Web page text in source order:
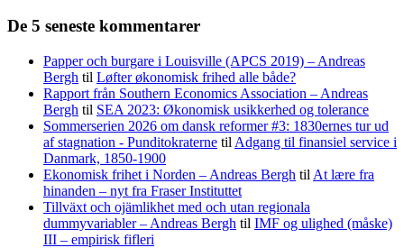
De 5 seneste kommentarer
Papper och burgare i Louisville (APCS 2019) – Andreas
Bergh til Løfter økonomisk frihed alle både?
Rapport från Southern Economics Association – Andreas
Bergh til SEA 2023: Økonomisk usikkerhed og tolerance
Sommerserien 2026 om dansk reformer #3: 1830ernes tur ud
af stagnation - Punditokraterne til Adgang til finansiel service i
Danmark, 1850-1900
Ekonomisk frihet i Norden – Andreas Bergh til At lære fra
hinanden – nyt fra Fraser Instituttet
Tillväxt och ojämlikhet med och utan regionala
dummyvariabler – Andreas Bergh til IMF og ulighed (måske)
III – empirisk fifleri